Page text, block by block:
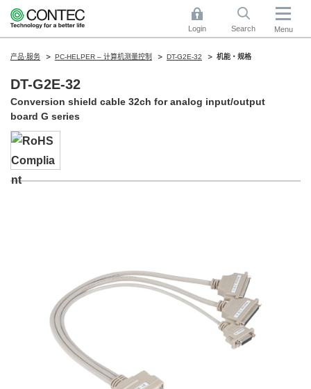
Login Search Menu
产品·服务 PC-HELPER – 计算机测量控制 DT-G2E-32 机能・规格
DT-G2E-32
Conversion shield cable 32ch for analog input/output
board G series